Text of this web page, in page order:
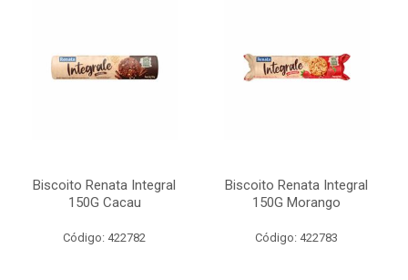
Biscoito Renata Integral
150G Cacau
Código: 422782
Biscoito Renata Integral
150G Morango
Código: 422783